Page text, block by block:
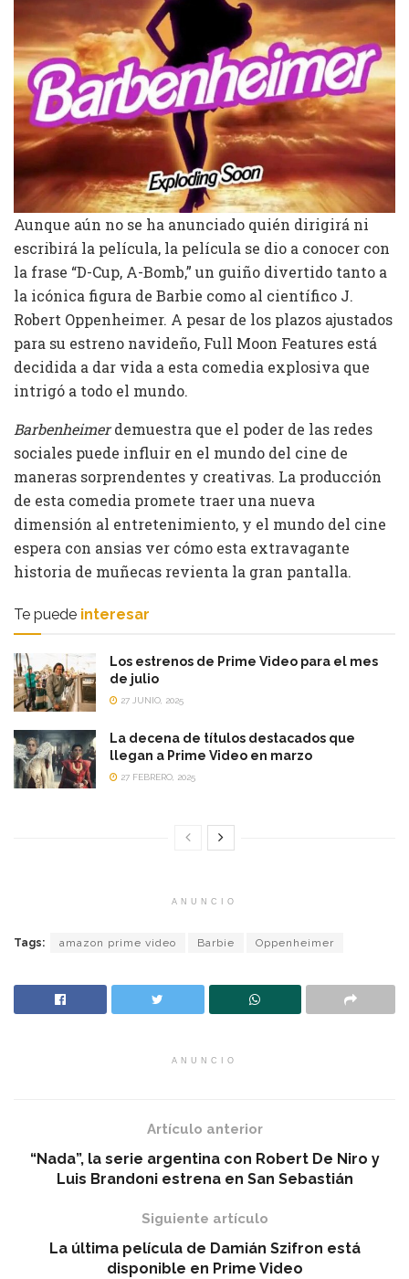
Aunque aún no se ha anunciado quién dirigirá ni
escribirá la película, la película se dio a conocer con
la frase “D-Cup, A-Bomb,” un guiño divertido tanto a
la icónica figura de Barbie como al científico J.
Robert Oppenheimer. A pesar de los plazos ajustados
para su estreno navideño, Full Moon Features está
decidida a dar vida a esta comedia explosiva que
intrigó a todo el mundo.
Barbenheimerdemuestra que el poder de las redes
sociales puede influir en el mundo del cine de
maneras sorprendentes y creativas. La producción
de esta comedia promete traer una nueva
dimensión al entretenimiento, y el mundo del cine
espera con ansias ver cómo esta extravagante
historia de muñecas revienta la gran pantalla.
Te puede interesar
Los estrenos de Prime Video para el mes
de julio
27 JUNIO, 2025
La decena de títulos destacados que
llegan a Prime Video en marzo
27 FEBRERO, 2025
ANUNCIO
Tags: amazon prime video Barbie Oppenheimer
ANUNCIO
Artículo anterior
“Nada”, la serie argentina con Robert De Niro y
Luis Brandoni estrena en San Sebastián
Siguiente artículo
La última película de Damián Szifron está
disponible en Prime Video